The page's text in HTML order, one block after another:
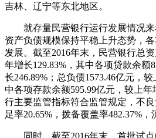
吉林、辽宁等东北地区。
就存量民营银行运行发展情况来
资产负债规模保持平稳上升态势，
发展。截至2016年末，民营银行总
年增长129.83%，其中各项贷款余额
长246.89%；总负债1573.46亿元，
中各项存款余额595.99亿元，较上年
行主要监管指标符合监管规定，不
足率20.65%，拨备覆盖率482.37%，
同时，截至2016年末，首批试点